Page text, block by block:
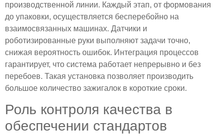
производственной линии. Каждый этап, от формования
до упаковки, осуществляется бесперебойно на
взаимосвязанных машинах. Датчики и
роботизированные руки выполняют задачи точно,
снижая вероятность ошибок. Интеграция процессов
гарантирует, что система работает непрерывно и без
перебоев. Такая установка позволяет производить
большое количество зажигалок в короткие сроки.
Роль контроля качества в
обеспечении стандартов